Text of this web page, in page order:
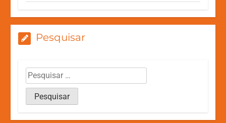
Pesquisar